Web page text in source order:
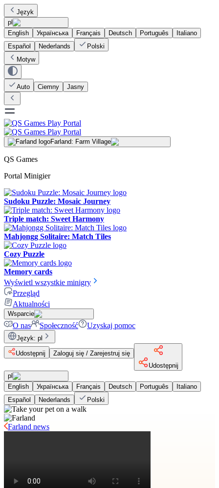
Język
pl
English
Українська Français Deutsch Português
Italiano
Español
Nederlands
Polski
Motyw
Auto Ciemny Jasny
Farland: Farm Village
QS Games
Portal Minigier
Sudoku Puzzle: Mosaic Journey
Triple match: Sweet Harmony
Mahjongg Solitaire: Match Tiles
Cozy Puzzle
Memory cards
Wyświetl wszystkie minigry
Przegląd
Aktualności
Wsparcie
O nas Społeczność Uzyskaj pomoc
Język: pl
Udostępnij
Zaloguj się / Zarejestruj się
Udostępnij
pl
English
Українська Français Deutsch Português
Italiano
Español
Nederlands Polski
Farland news